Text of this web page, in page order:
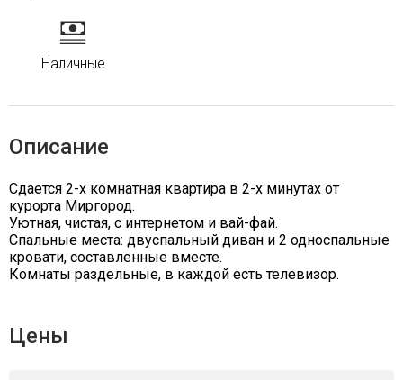
Наличные
Описание
Сдается 2-х комнатная квартира в 2-х минутах от
курорта Миргород.
Уютная, чистая, с интернетом и вай-фай.
Спальные места: двуспальный диван и 2 односпальные
кровати, составленные вместе.
Комнаты раздельные, в каждой есть телевизор.
Цены